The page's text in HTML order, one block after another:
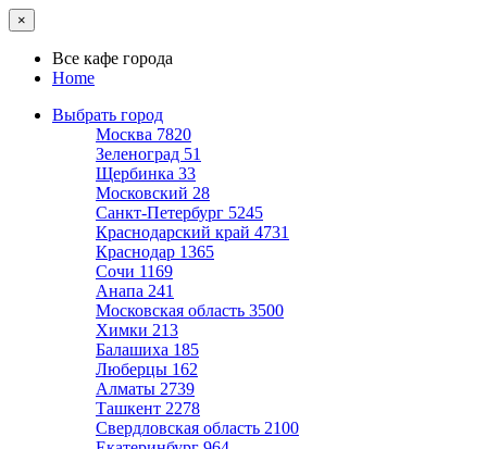
×
Все кафе города
Home
Выбрать город
Москва 7820
Зеленоград 51
Щербинка 33
Московский 28
Санкт-Петербург 5245
Краснодарский край 4731
Краснодар 1365
Сочи 1169
Анапа 241
Московская область 3500
Химки 213
Балашиха 185
Люберцы 162
Алматы 2739
Ташкент 2278
Свердловская область 2100